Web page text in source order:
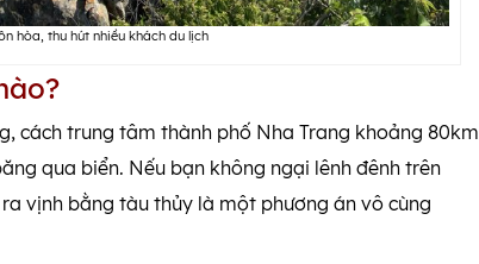
hòa, thu hút nhiều khách du lịch
cách trung tâm thành phố Nha Trang khoảng 80km
qua biển. Nếu bạn không ngại lênh đênh trên
vịnh bằng tàu thủy là một phương án vô cùng